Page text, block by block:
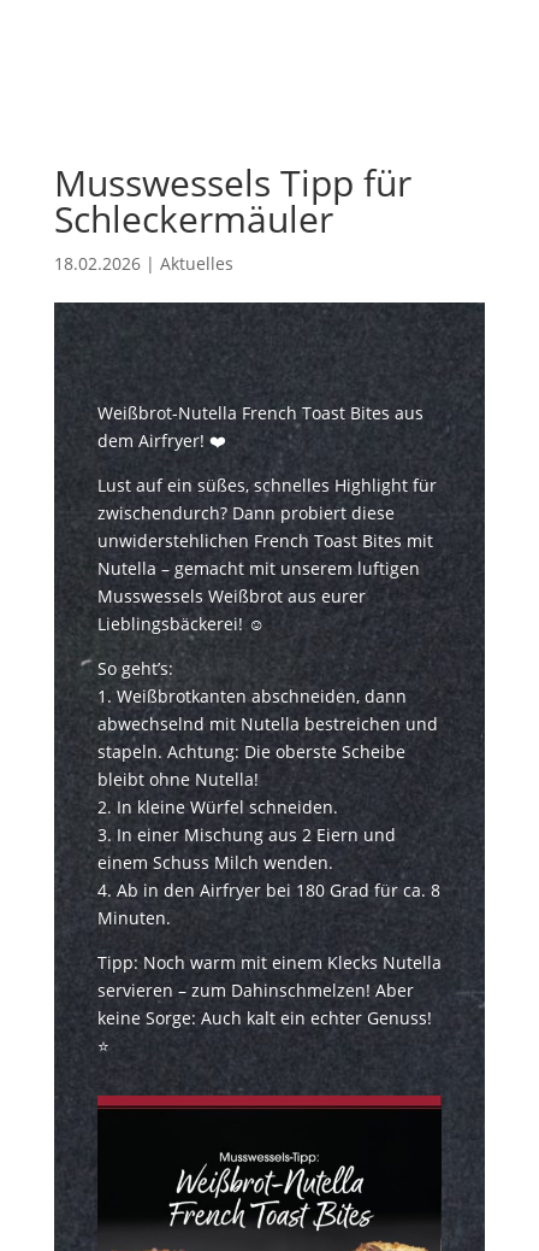
Musswessels Tipp für
Schleckermäuler
18.02.2026| Aktuelles
Weißbrot-Nutella French Toast Bites aus
dem Airfryer! ❤️
Lust auf ein süßes, schnelles Highlight für
zwischendurch? Dann probiert diese
unwiderstehlichen French Toast Bites mit
Nutella – gemacht mit unserem luftigen
Musswessels Weißbrot aus eurer
Lieblingsbäckerei! ☺️
So geht’s:
1. Weißbrotkanten abschneiden, dann
abwechselnd mit Nutella bestreichen und
stapeln. Achtung: Die oberste Scheibe
bleibt ohne Nutella!
2. In kleine Würfel schneiden.
3. In einer Mischung aus 2 Eiern und
einem Schuss Milch wenden.
4. Ab in den Airfryer bei 180 Grad für ca. 8
Minuten.
Tipp: Noch warm mit einem Klecks Nutella
servieren – zum Dahinschmelzen! Aber
keine Sorge: Auch kalt ein echter Genuss!
⭐